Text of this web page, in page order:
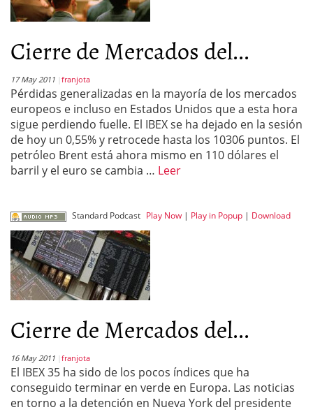
Cierre de Mercados del...
17 May 2011 franjota
Pérdidas generalizadas en la mayoría de los mercados
europeos e incluso en Estados Unidos que a esta hora
sigue perdiendo fuelle. El IBEX se ha dejado en la sesión
de hoy un 0,55% y retrocede hasta los 10306 puntos. El
petróleo Brent está ahora mismo en 110 dólares el
barril y el euro se cambia … Leer
Standard Podcast Play Now| Play in Popup| Download
Cierre de Mercados del...
16 May 2011 franjota
El IBEX 35 ha sido de los pocos índices que ha
conseguido terminar en verde en Europa. Las noticias
en torno a la detención en Nueva York del presidente